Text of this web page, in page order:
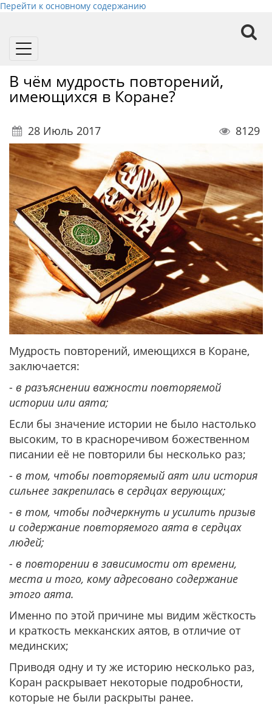
Перейти к основному содержанию
Toggle
В чём мудрость повторений,
имеющихся в Коране?
28 Июль 2017 8129
Мудрость повторений, имеющихся в Коране,
заключается:
- в разъяснении важности повторяемой
истории или аята;
Если бы значение истории не было настолько
высоким, то в красноречивом божественном
писании её не повторили бы несколько раз;
- в том, чтобы повторяемый аят или история
сильнее закрепилась в сердцах верующих;
- в том, чтобы подчеркнуть и усилить призыв
и содержание повторяемого аята в сердцах
людей;
- в повторении в зависимости от времени,
места и того, кому адресовано содержание
этого аята.
Именно по этой причине мы видим жёсткость
и краткость мекканских аятов, в отличие от
мединских;
Приводя одну и ту же историю несколько раз,
Коран раскрывает некоторые подробности,
которые не были раскрыты ранее.